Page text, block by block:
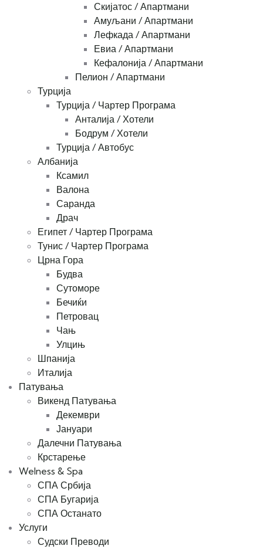
Скијатос / Апартмани
Амуљани / Апартмани
Лефкада / Апартмани
Евиа / Апартмани
Кефалонија / Апартмани
Пелион / Апартмани
Турција
Турција / Чартер Програма
Анталија / Хотели
Бодрум / Хотели
Турција / Автобус
Албанија
Ксамил
Валона
Саранда
Драч
Египет / Чартер Програма
Тунис / Чартер Програма
Црна Гора
Будва
Сутоморе
Бечиќи
Петровац
Чањ
Улцињ
Шпанија
Италија
Патувања
Викенд Патувања
Декември
Јануари
Далечни Патувања
Крстарење
Welness & Spa
СПА Србија
СПА Бугарија
СПА Останато
Услуги
Судски Преводи